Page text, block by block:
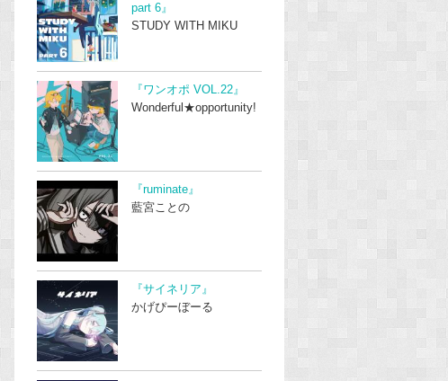
part 6』
STUDY WITH MIKU
『ワンオポ VOL.22』
Wonderful★opportunity!
『ruminate』
藍宮ことの
『サイネリア』
かげぴーぼーる